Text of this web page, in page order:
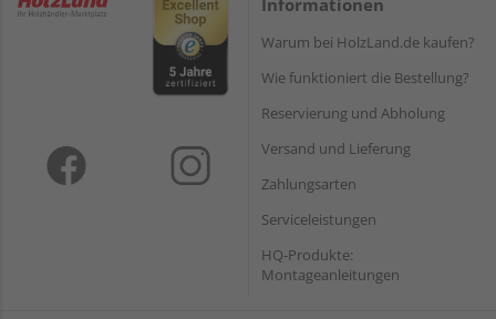
Informationen
Warum bei HolzLand.de kaufen?
Wie funktioniert die Bestellung?
Reservierung und Abholung
Versand und Lieferung
Zahlungsarten
Serviceleistungen
HQ-Produkte:
Montageanleitungen